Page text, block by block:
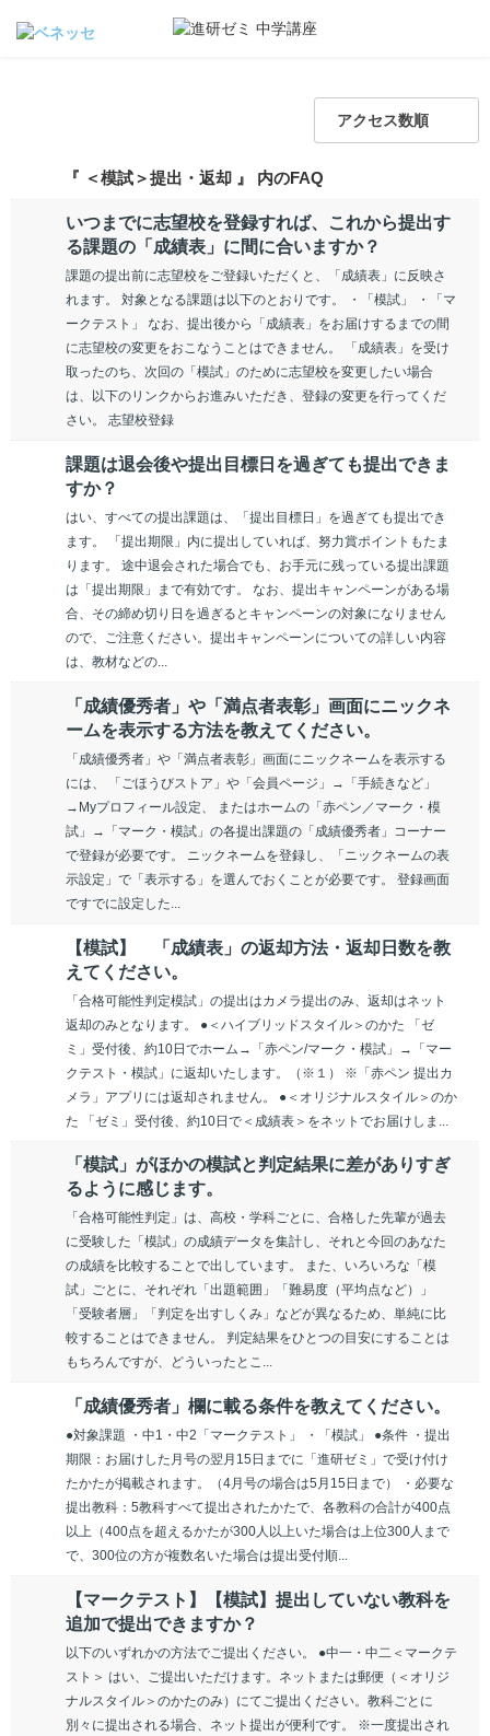
アクセス数順
『 ＜模試＞提出・返却 』 内のFAQ
いつまでに志望校を登録すれば、これから提出す
る課題の「成績表」に間に合いますか？
課題の提出前に志望校をご登録いただくと、「成績表」に反映さ
れます。 対象となる課題は以下のとおりです。 ・「模試」 ・「マ
ークテスト」 なお、提出後から「成績表」をお届けするまでの間
に志望校の変更をおこなうことはできません。 「成績表」を受け
取ったのち、次回の「模試」のために志望校を変更したい場合
は、以下のリンクからお進みいただき、登録の変更を行ってくだ
さい。 志望校登録
課題は退会後や提出目標日を過ぎても提出できま
すか？
はい、すべての提出課題は、「提出目標日」を過ぎても提出でき
ます。 「提出期限」内に提出していれば、努力賞ポイントもたま
ります。 途中退会された場合でも、お手元に残っている提出課題
は「提出期限」まで有効です。 なお、提出キャンペーンがある場
合、その締め切り日を過ぎるとキャンペーンの対象になりません
ので、ご注意ください。提出キャンペーンについての詳しい内容
は、教材などの...
「成績優秀者」や「満点者表彰」画面にニックネ
ームを表示する方法を教えてください。
「成績優秀者」や「満点者表彰」画面にニックネームを表示する
には、 「ごほうびストア」や「会員ページ」→「手続きなど」
→Myプロフィール設定、 またはホームの「赤ペン／マーク・模
試」→「マーク・模試」の各提出課題の「成績優秀者」コーナー
で登録が必要です。 ニックネームを登録し、「ニックネームの表
示設定」で「表示する」を選んでおくことが必要です。 登録画面
ですでに設定した...
【模試】 「成績表」の返却方法・返却日数を教
えてください。
「合格可能性判定模試」の提出はカメラ提出のみ、返却はネット
返却のみとなります。 ●＜ハイブリッドスタイル＞のかた 「ゼ
ミ」受付後、約10日でホーム→「赤ペン/マーク・模試」→「マー
クテスト・模試」に返却いたします。（※１） ※「赤ペン 提出カ
メラ」アプリには返却されません。 ●＜オリジナルスタイル＞のか
た 「ゼミ」受付後、約10日で＜成績表＞をネットでお届けしま...
「模試」がほかの模試と判定結果に差がありすぎ
るように感じます。
「合格可能性判定」は、高校・学科ごとに、合格した先輩が過去
に受験した「模試」の成績データを集計し、それと今回のあなた
の成績を比較することで出しています。 また、いろいろな「模
試」ごとに、それぞれ「出題範囲」「難易度（平均点など）」
「受験者層」「判定を出すしくみ」などが異なるため、単純に比
較することはできません。 判定結果をひとつの目安にすることは
もちろんですが、どういったとこ...
「成績優秀者」欄に載る条件を教えてください。
●対象課題 ・中1・中2「マークテスト」 ・「模試」 ●条件 ・提出
期限：お届けした月号の翌月15日までに「進研ゼミ」で受け付け
たかたが掲載されます。（4月号の場合は5月15日まで） ・必要な
提出教科：5教科すべて提出されたかたで、各教科の合計が400点
以上（400点を超えるかたが300人以上いた場合は上位300人まで
で、300位の方が複数名いた場合は提出受付順...
【マークテスト】【模試】提出していない教科を
追加で提出できますか？
以下のいずれかの方法でご提出ください。 ●中一・中二＜マークテ
スト＞ はい、ご提出いただけます。ネットまたは郵便（＜オリジ
ナルスタイル＞のかたのみ）にてご提出ください。教科ごとに
別々に提出される場合、ネット提出が便利です。 ※一度提出され